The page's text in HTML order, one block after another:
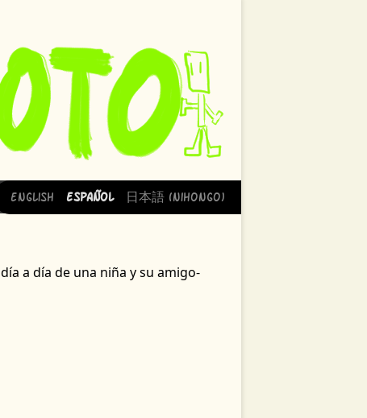
English Español 日本語 (Nihongo)
a día de una niña y su amigo-